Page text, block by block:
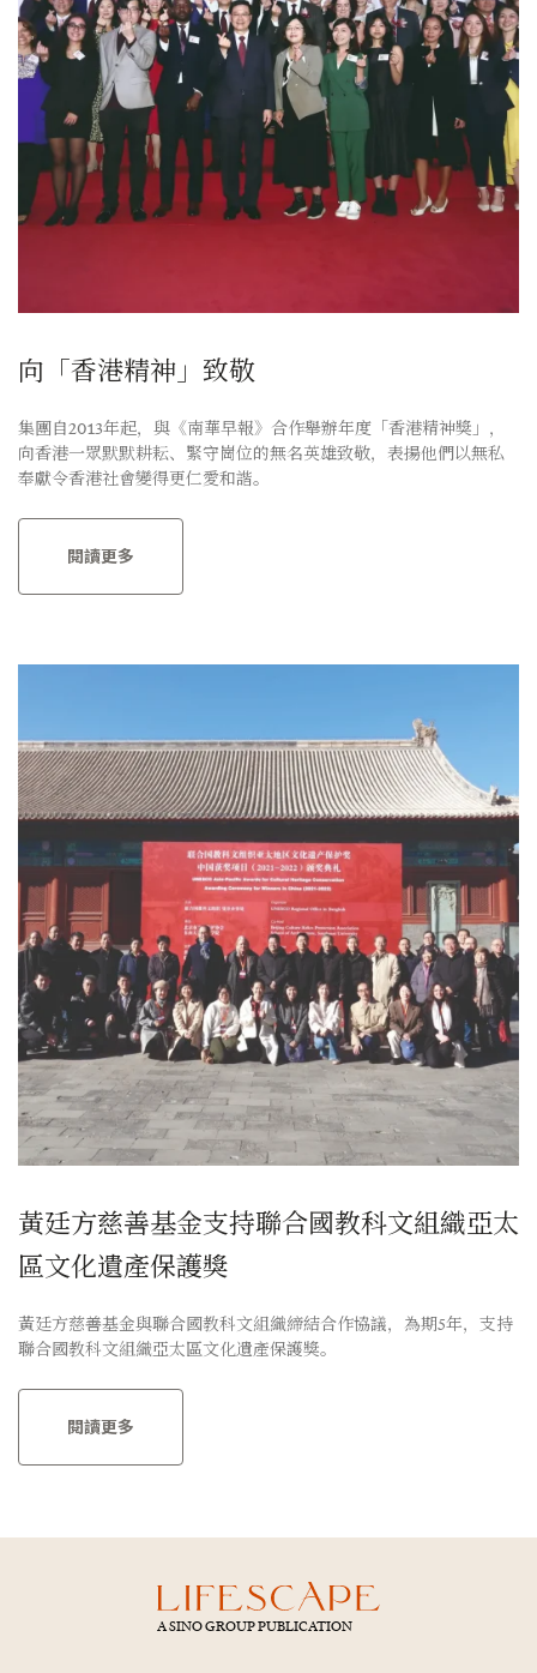
向「香港精神」致敬
集團自2013年起，與《南華早報》合作舉辦年度「香港精神獎」，
向香港一眾默默耕耘、緊守崗位的無名英雄致敬，表揚他們以無私
奉獻令香港社會變得更仁愛和諧。
閱讀更多
黃廷方慈善基金支持聯合國教科文組織亞太
區文化遺產保護獎
黃廷方慈善基金與聯合國教科文組織締結合作協議，為期5年，支持
聯合國教科文組織亞太區文化遺產保護獎。
閱讀更多
A SINO GROUP PUBLICATION